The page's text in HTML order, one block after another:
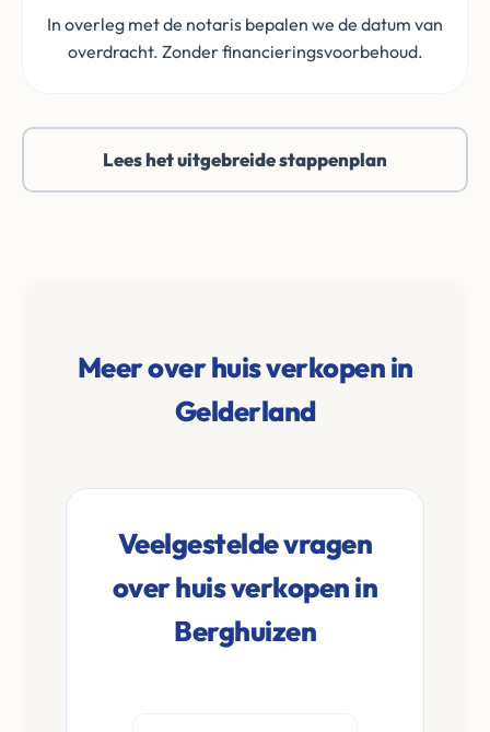
In overleg met de notaris bepalen we de datum van
overdracht. Zonder financieringsvoorbehoud.
Lees het uitgebreide stappenplan
Meer over huis verkopen in
Gelderland
Veelgestelde vragen
over huis verkopen in
Berghuizen